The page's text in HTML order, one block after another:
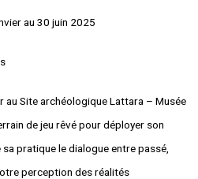
au 30 juin 2025
au Site archéologique Lattara – Musée
de jeu rêvé pour déployer son
pratique le dialogue entre passé,
perception des réalités